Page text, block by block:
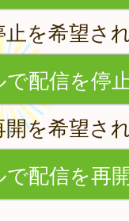
を希望さ
で配信を停
を希望さ
で配信を再